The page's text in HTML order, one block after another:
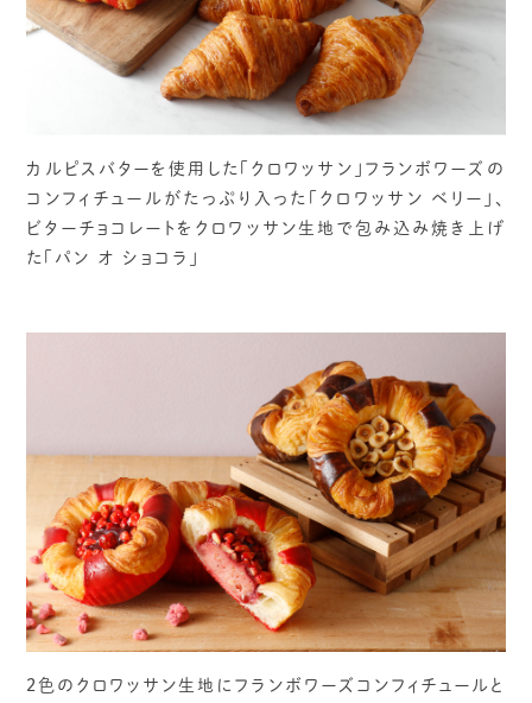
カルピスバターを使用した「クロワッサン」フランボワーズの
コンフィチュールがたっぷり入った「クロワッサン ベリー」、
ビターチョコレートをクロワッサン生地で包み込み焼き上げ
た「パン オ ショコラ」
2色のクロワッサン生地にフランボワーズコンフィチュールと